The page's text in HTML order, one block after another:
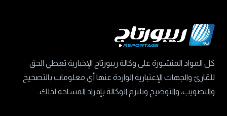
كل المواد المنشورة على وكالة ريبورتاج الإخبارية تعطي الحق
للقارئ والجهات الإعتبارية الواردة عنها أي معلومات بالتصحيح
والتصويب، والتوضيح وتلتزم الوكالة بإفراد المساحة لذلك.